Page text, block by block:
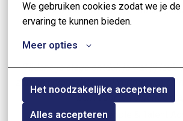
We gebruiken cookies zodat we je
ervaring te kunnen bieden.
Meer opties
Het noodzakelijke accepteren
Alles accepteren
Flexibiliteit in uren (32–40 uur),
studie
"Tijdens je stage ontdek je wat jij leuk
zorgen ervoor dat je vol vertrouwen én
bent voor je volgende
Jerine, People & Talent